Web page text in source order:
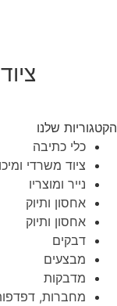
הקטגוריות שלנו
כלי כתיבה
ציוד משרדי
נייר ומוצריו
אחסון ותיוק
אחסון ותיוק
דבקים
מבצעים
מדבקות
מחברות,